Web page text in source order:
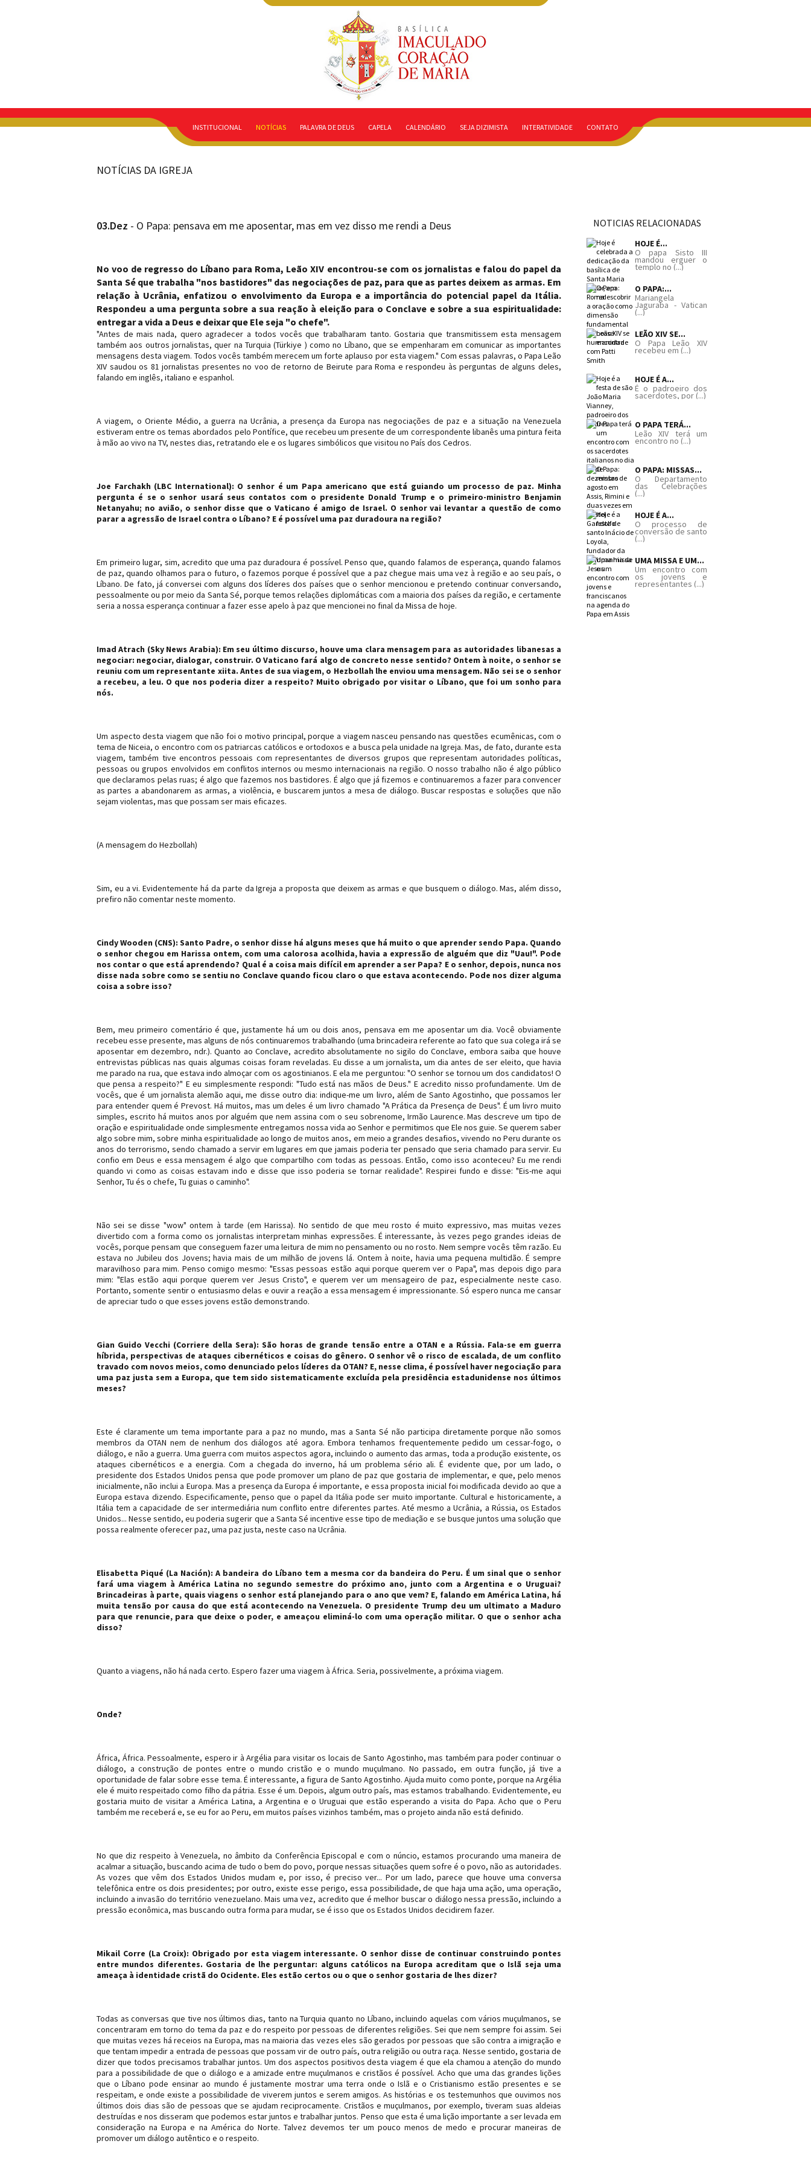
INSTITUCIONAL NOTÍCIAS PALAVRA DE DEUS CAPELA CALENDÁRIO SEJA DIZIMISTA INTERATIVIDADE CONTATO
NOTÍCIAS DA IGREJA
NOTICIAS RELACIONADAS
HOJE É...
O papa Sisto III
mandou erguer o
templo no (...)
O PAPA:...
Mariangela
Jaguraba - Vatican
(...)
LEÃO XIV SE...
O Papa Leão XIV
recebeu em (...)
HOJE É A...
É o padroeiro dos
sacerdotes, por (...)
O PAPA TERÁ...
Leão XIV terá um
encontro no (...)
O PAPA: MISSAS...
O Departamento
das Celebrações
(...)
HOJE É A...
O processo de
conversão de santo
(...)
UMA MISSA E UM...
Um encontro com
os jovens e
representantes (...)
03.Dez - O Papa: pensava em me aposentar, mas em vez disso me rendi a Deus
No voo de regresso do Líbano para Roma, Leão XIV encontrou-se com os jornalistas e falou do papel da
Santa Sé que trabalha "nos bastidores" das negociações de paz, para que as partes deixem as armas. Em
relação à Ucrânia, enfatizou o envolvimento da Europa e a importância do potencial papel da Itália.
Respondeu a uma pergunta sobre a sua reação à eleição para o Conclave e sobre a sua espiritualidade:
entregar a vida a Deus e deixar que Ele seja "o chefe".
"Antes de mais nada, quero agradecer a todos vocês que trabalharam tanto. Gostaria que transmitissem esta mensagem
também aos outros jornalistas, quer na Turquia (Türkiye ) como no Líbano, que se empenharam em comunicar as importantes
mensagens desta viagem. Todos vocês também merecem um forte aplauso por esta viagem." Com essas palavras, o Papa Leão
XIV saudou os 81 jornalistas presentes no voo de retorno de Beirute para Roma e respondeu às perguntas de alguns deles,
falando em inglês, italiano e espanhol.
A viagem, o Oriente Médio, a guerra na Ucrânia, a presença da Europa nas negociações de paz e a situação na Venezuela
estiveram entre os temas abordados pelo Pontífice, que recebeu um presente de um correspondente libanês uma pintura feita
à mão ao vivo na TV, nestes dias, retratando ele e os lugares simbólicos que visitou no País dos Cedros.
Joe Farchakh (LBC International): O senhor é um Papa americano que está guiando um processo de paz. Minha
pergunta é se o senhor usará seus contatos com o presidente Donald Trump e o primeiro-ministro Benjamin
Netanyahu; no avião, o senhor disse que o Vaticano é amigo de Israel. O senhor vai levantar a questão de como
parar a agressão de Israel contra o Líbano? E é possível uma paz duradoura na região?
Em primeiro lugar, sim, acredito que uma paz duradoura é possível. Penso que, quando falamos de esperança, quando falamos
de paz, quando olhamos para o futuro, o fazemos porque é possível que a paz chegue mais uma vez à região e ao seu país, o
Líbano. De fato, já conversei com alguns dos líderes dos países que o senhor mencionou e pretendo continuar conversando,
pessoalmente ou por meio da Santa Sé, porque temos relações diplomáticas com a maioria dos países da região, e certamente
seria a nossa esperança continuar a fazer esse apelo à paz que mencionei no final da Missa de hoje.
Imad Atrach (Sky News Arabia): Em seu último discurso, houve uma clara mensagem para as autoridades libanesas a
negociar: negociar, dialogar, construir. O Vaticano fará algo de concreto nesse sentido? Ontem à noite, o senhor se
reuniu com um representante xiita. Antes de sua viagem, o Hezbollah lhe enviou uma mensagem. Não sei se o senhor
a recebeu, a leu. O que nos poderia dizer a respeito? Muito obrigado por visitar o Líbano, que foi um sonho para
nós.
Um aspecto desta viagem que não foi o motivo principal, porque a viagem nasceu pensando nas questões ecumênicas, com o
tema de Niceia, o encontro com os patriarcas católicos e ortodoxos e a busca pela unidade na Igreja. Mas, de fato, durante esta
viagem, também tive encontros pessoais com representantes de diversos grupos que representam autoridades políticas,
pessoas ou grupos envolvidos em conflitos internos ou mesmo internacionais na região. O nosso trabalho não é algo público
que declaramos pelas ruas; é algo que fazemos nos bastidores. É algo que já fizemos e continuaremos a fazer para convencer
as partes a abandonarem as armas, a violência, e buscarem juntos a mesa de diálogo. Buscar respostas e soluções que não
sejam violentas, mas que possam ser mais eficazes.
(A mensagem do Hezbollah)
Sim, eu a vi. Evidentemente há da parte da Igreja a proposta que deixem as armas e que busquem o diálogo. Mas, além disso,
prefiro não comentar neste momento.
Cindy Wooden (CNS): Santo Padre, o senhor disse há alguns meses que há muito o que aprender sendo Papa. Quando
o senhor chegou em Harissa ontem, com uma calorosa acolhida, havia a expressão de alguém que diz "Uau!". Pode
nos contar o que está aprendendo? Qual é a coisa mais difícil em aprender a ser Papa? E o senhor, depois, nunca nos
disse nada sobre como se sentiu no Conclave quando ficou claro o que estava acontecendo. Pode nos dizer alguma
coisa a sobre isso?
Bem, meu primeiro comentário é que, justamente há um ou dois anos, pensava em me aposentar um dia. Você obviamente
recebeu esse presente, mas alguns de nós continuaremos trabalhando (uma brincadeira referente ao fato que sua colega irá se
aposentar em dezembro, ndr.). Quanto ao Conclave, acredito absolutamente no sigilo do Conclave, embora saiba que houve
entrevistas públicas nas quais algumas coisas foram reveladas. Eu disse a um jornalista, um dia antes de ser eleito, que havia
me parado na rua, que estava indo almoçar com os agostinianos. E ela me perguntou: "O senhor se tornou um dos candidatos! O
que pensa a respeito?" E eu simplesmente respondi: "Tudo está nas mãos de Deus." E acredito nisso profundamente. Um de
vocês, que é um jornalista alemão aqui, me disse outro dia: indique-me um livro, além de Santo Agostinho, que possamos ler
para entender quem é Prevost. Há muitos, mas um deles é um livro chamado "A Prática da Presença de Deus". É um livro muito
simples, escrito há muitos anos por alguém que nem assina com o seu sobrenome, Irmão Laurence. Mas descreve um tipo de
oração e espiritualidade onde simplesmente entregamos nossa vida ao Senhor e permitimos que Ele nos guie. Se querem saber
algo sobre mim, sobre minha espiritualidade ao longo de muitos anos, em meio a grandes desafios, vivendo no Peru durante os
anos do terrorismo, sendo chamado a servir em lugares em que jamais poderia ter pensado que seria chamado para servir. Eu
confio em Deus e essa mensagem é algo que compartilho com todas as pessoas. Então, como isso aconteceu? Eu me rendi
quando vi como as coisas estavam indo e disse que isso poderia se tornar realidade". Respirei fundo e disse: "Eis-me aqui
Senhor, Tu és o chefe, Tu guias o caminho".
Não sei se disse "wow" ontem à tarde (em Harissa). No sentido de que meu rosto é muito expressivo, mas muitas vezes
divertido com a forma como os jornalistas interpretam minhas expressões. É interessante, às vezes pego grandes ideias de
vocês, porque pensam que conseguem fazer uma leitura de mim no pensamento ou no rosto. Nem sempre vocês têm razão. Eu
estava no Jubileu dos Jovens; havia mais de um milhão de jovens lá. Ontem à noite, havia uma pequena multidão. É sempre
maravilhoso para mim. Penso comigo mesmo: "Essas pessoas estão aqui porque querem ver o Papa", mas depois digo para
mim: "Elas estão aqui porque querem ver Jesus Cristo", e querem ver um mensageiro de paz, especialmente neste caso.
Portanto, somente sentir o entusiasmo delas e ouvir a reação a essa mensagem é impressionante. Só espero nunca me cansar
de apreciar tudo o que esses jovens estão demonstrando.
Gian Guido Vecchi (Corriere della Sera): São horas de grande tensão entre a OTAN e a Rússia. Fala-se em guerra
híbrida, perspectivas de ataques cibernéticos e coisas do gênero. O senhor vê o risco de escalada, de um conflito
travado com novos meios, como denunciado pelos líderes da OTAN? E, nesse clima, é possível haver negociação para
uma paz justa sem a Europa, que tem sido sistematicamente excluída pela presidência estadunidense nos últimos
meses?
Este é claramente um tema importante para a paz no mundo, mas a Santa Sé não participa diretamente porque não somos
membros da OTAN nem de nenhum dos diálogos até agora. Embora tenhamos frequentemente pedido um cessar-fogo, o
diálogo, e não a guerra. Uma guerra com muitos aspectos agora, incluindo o aumento das armas, toda a produção existente, os
ataques cibernéticos e a energia. Com a chegada do inverno, há um problema sério ali. É evidente que, por um lado, o
presidente dos Estados Unidos pensa que pode promover um plano de paz que gostaria de implementar, e que, pelo menos
inicialmente, não inclui a Europa. Mas a presença da Europa é importante, e essa proposta inicial foi modificada devido ao que a
Europa estava dizendo. Especificamente, penso que o papel da Itália pode ser muito importante. Cultural e historicamente, a
Itália tem a capacidade de ser intermediária num conflito entre diferentes partes. Até mesmo a Ucrânia, a Rússia, os Estados
Unidos... Nesse sentido, eu poderia sugerir que a Santa Sé incentive esse tipo de mediação e se busque juntos uma solução que
possa realmente oferecer paz, uma paz justa, neste caso na Ucrânia.
Elisabetta Piqué (La Nación): A bandeira do Líbano tem a mesma cor da bandeira do Peru. É um sinal que o senhor
fará uma viagem à América Latina no segundo semestre do próximo ano, junto com a Argentina e o Uruguai?
Brincadeiras à parte, quais viagens o senhor está planejando para o ano que vem? E, falando em América Latina, há
muita tensão por causa do que está acontecendo na Venezuela. O presidente Trump deu um ultimato a Maduro
para que renuncie, para que deixe o poder, e ameaçou eliminá-lo com uma operação militar. O que o senhor acha
disso?
Quanto a viagens, não há nada certo. Espero fazer uma viagem à África. Seria, possivelmente, a próxima viagem.
Onde?
África, África. Pessoalmente, espero ir à Argélia para visitar os locais de Santo Agostinho, mas também para poder continuar o
diálogo, a construção de pontes entre o mundo cristão e o mundo muçulmano. No passado, em outra função, já tive a
oportunidade de falar sobre esse tema. É interessante, a figura de Santo Agostinho. Ajuda muito como ponte, porque na Argélia
ele é muito respeitado como filho da pátria. Esse é um. Depois, algum outro país, mas estamos trabalhando. Evidentemente, eu
gostaria muito de visitar a América Latina, a Argentina e o Uruguai que estão esperando a visita do Papa. Acho que o Peru
também me receberá e, se eu for ao Peru, em muitos países vizinhos também, mas o projeto ainda não está definido.
No que diz respeito à Venezuela, no âmbito da Conferência Episcopal e com o núncio, estamos procurando uma maneira de
acalmar a situação, buscando acima de tudo o bem do povo, porque nessas situações quem sofre é o povo, não as autoridades.
As vozes que vêm dos Estados Unidos mudam e, por isso, é preciso ver... Por um lado, parece que houve uma conversa
telefônica entre os dois presidentes; por outro, existe esse perigo, essa possibilidade, de que haja uma ação, uma operação,
incluindo a invasão do território venezuelano. Mais uma vez, acredito que é melhor buscar o diálogo nessa pressão, incluindo a
pressão econômica, mas buscando outra forma para mudar, se é isso que os Estados Unidos decidirem fazer.
Mikail Corre (La Croix): Obrigado por esta viagem interessante. O senhor disse de continuar construindo pontes
entre mundos diferentes. Gostaria de lhe perguntar: alguns católicos na Europa acreditam que o Islã seja uma
ameaça à identidade cristã do Ocidente. Eles estão certos ou o que o senhor gostaria de lhes dizer?
Todas as conversas que tive nos últimos dias, tanto na Turquia quanto no Líbano, incluindo aquelas com vários muçulmanos, se
concentraram em torno do tema da paz e do respeito por pessoas de diferentes religiões. Sei que nem sempre foi assim. Sei
que muitas vezes há receios na Europa, mas na maioria das vezes eles são gerados por pessoas que são contra a imigração e
que tentam impedir a entrada de pessoas que possam vir de outro país, outra religião ou outra raça. Nesse sentido, gostaria de
dizer que todos precisamos trabalhar juntos. Um dos aspectos positivos desta viagem é que ela chamou a atenção do mundo
para a possibilidade de que o diálogo e a amizade entre muçulmanos e cristãos é possível. Acho que uma das grandes lições
que o Líbano pode ensinar ao mundo é justamente mostrar uma terra onde o Islã e o Cristianismo estão presentes e se
respeitam, e onde existe a possibilidade de viverem juntos e serem amigos. As histórias e os testemunhos que ouvimos nos
últimos dois dias são de pessoas que se ajudam reciprocamente. Cristãos e muçulmanos, por exemplo, tiveram suas aldeias
destruídas e nos disseram que podemos estar juntos e trabalhar juntos. Penso que esta é uma lição importante a ser levada em
consideração na Europa e na América do Norte. Talvez devemos ter um pouco menos de medo e procurar maneiras de
promover um diálogo autêntico e o respeito.